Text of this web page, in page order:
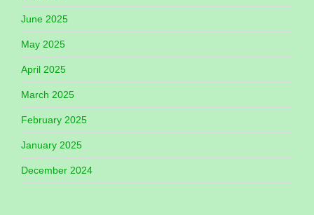
June 2025
May 2025
April 2025
March 2025
February 2025
January 2025
December 2024